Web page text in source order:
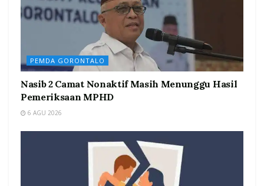
PEMDA GORONTALO
Nasib 2 Camat Nonaktif Masih Menunggu Hasil
Pemeriksaan MPHD
6 AGU 2026